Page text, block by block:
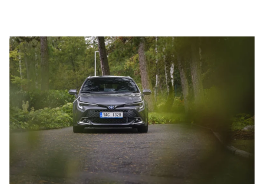
Telefon
Popis
Váše zpráva byla
odeslána. Děkujeme
za Váš zájem!
Při odesílání se
vyskytla chyba.
Zkuste to prosím za
chvíli znovu.